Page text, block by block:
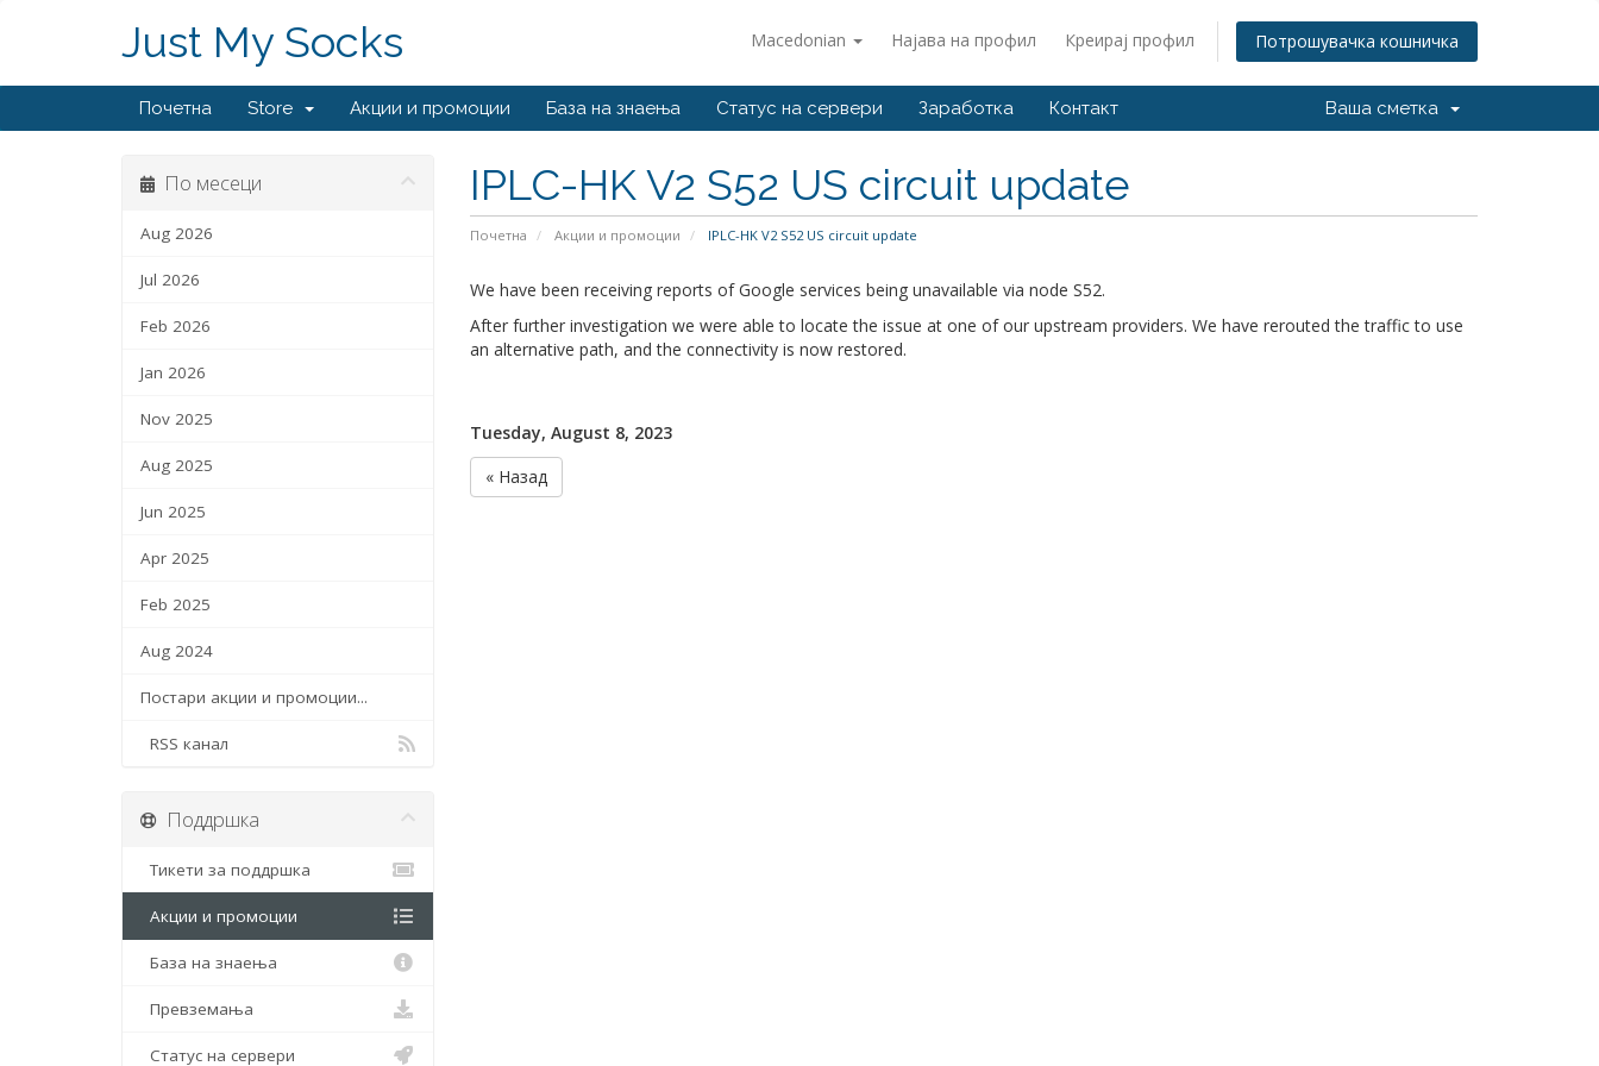
Macedonian Најава на профил Креирај профил Потрошувачка кошничка
Just My Socks
Почетна Store Акции и промоции База на знаења Статус на сервери Заработка Контакт Ваша сметка
IPLC-HK V2 S52 US circuit update
Почетна Акции и промоции IPLC-HK V2 S52 US circuit update
По месеци
Aug 2026
Jul 2026
Feb 2026
Jan 2026
Nov 2025
Aug 2025
Jun 2025
Apr 2025
Feb 2025
Aug 2024
Постари акции и промоции...
RSS канал
We have been receiving reports of Google services being unavailable via node S52.
After further investigation we were able to locate the issue at one of our upstream providers. We have rerouted the traffic to use
an alternative path, and the connectivity is now restored.
Tuesday, August 8, 2023
« Назад
Поддршка
Тикети за поддршка
Акции и промоции
База на знаења
Превземања
Статус на сервери